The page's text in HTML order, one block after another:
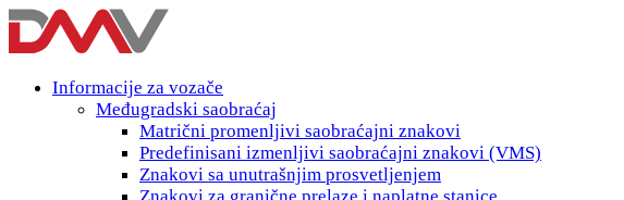
Informacije za vozače
Međugradski saobraćaj
Matrični promenljivi saobraćajni znakovi
Predefinisani izmenljivi saobraćajni znakovi (VMS)
Znakovi sa unutrašnjim prosvetljenjem